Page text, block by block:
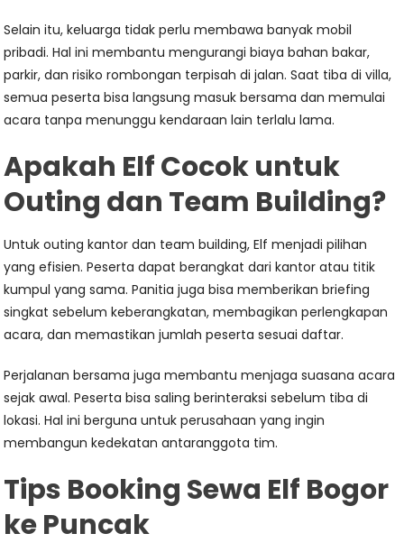
Selain itu, keluarga tidak perlu membawa banyak mobil
pribadi. Hal ini membantu mengurangi biaya bahan bakar,
parkir, dan risiko rombongan terpisah di jalan. Saat tiba di villa,
semua peserta bisa langsung masuk bersama dan memulai
acara tanpa menunggu kendaraan lain terlalu lama.
Apakah Elf Cocok untuk
Outing dan Team Building?
Untuk outing kantor dan team building, Elf menjadi pilihan
yang efisien. Peserta dapat berangkat dari kantor atau titik
kumpul yang sama. Panitia juga bisa memberikan briefing
singkat sebelum keberangkatan, membagikan perlengkapan
acara, dan memastikan jumlah peserta sesuai daftar.
Perjalanan bersama juga membantu menjaga suasana acara
sejak awal. Peserta bisa saling berinteraksi sebelum tiba di
lokasi. Hal ini berguna untuk perusahaan yang ingin
membangun kedekatan antaranggota tim.
Tips Booking Sewa Elf Bogor
ke Puncak